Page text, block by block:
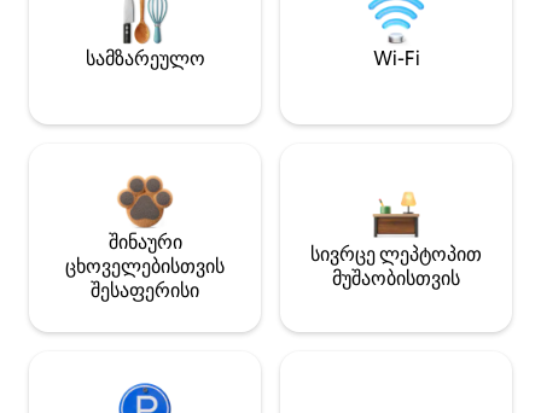
სამზარეულო Wi-Fi
შინაური
ცხოველებისთვის
შესაფერისი
სივრცე ლეპტოპით
მუშაობისთვის